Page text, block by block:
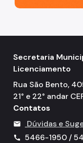
Secretaria
Licenciamento
Rua São Bento,
21° e 22° andar
Contatos
mail Dúvidas e
call
5466-1950 /